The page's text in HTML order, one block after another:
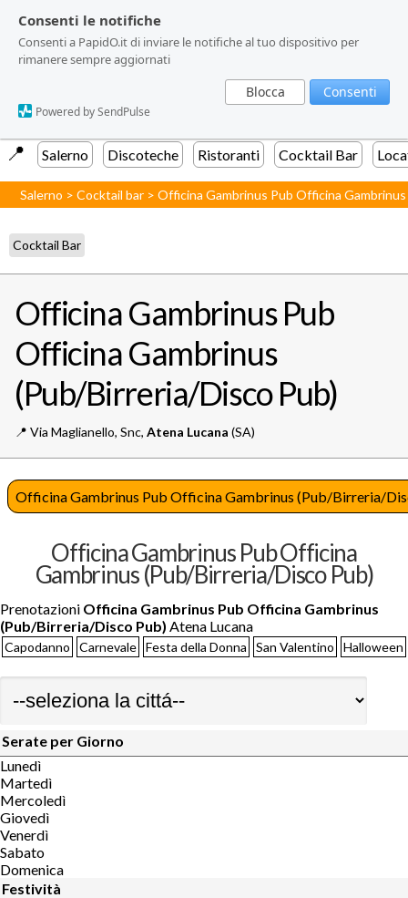
Consenti le notifiche
Consenti a PapidO.it di inviare le notifiche al tuo dispositivo per
rimanere sempre aggiornati
Blocca Consenti
Powered by SendPulse
Consenti le notifiche
Consenti a PapidO.it di inviare le notifiche al tuo dispositivo per
rimanere sempre aggiornati
Blocca Consenti
Powered by SendPulse
📍️ Salerno Discoteche Ristoranti Cocktail Bar
Salerno >Cocktail bar >Officina Gambrinus Pub Officina
Cocktail Bar
Officina Gambrinus Pub
Officina Gambrinus
(Pub/Birreria/Disco Pub)
📍️ Via Maglianello, Snc, Atena Lucana (SA)
Officina Gambrinus Pub Officina Gambrinus (Pub/Birreria/
Officina Gambrinus Pub Officina
Gambrinus (Pub/Birreria/Disco Pub)
Prenotazioni Officina Gambrinus Pub Officina Gambrinus
(Pub/Birreria/Disco Pub) Atena Lucana
Capodanno Carnevale Festa della Donna San Valentino Halloween
Serate per Giorno
Lunedì
Martedì
Mercoledì
Giovedì
Venerdì
Sabato
Domenica
Festività